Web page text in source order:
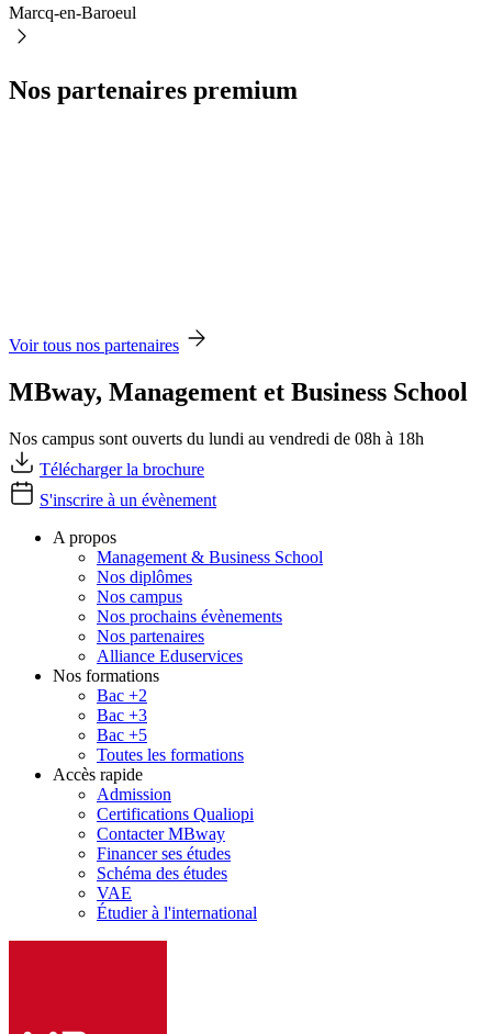
Marcq-en-Baroeul
Nos partenaires premium
Voir tous nos partenaires
MBway, Management et Business School
Nos campus sont ouverts du lundi au vendredi de 08h à 18h
Télécharger la brochure
S'inscrire à un évènement
A propos
Management & Business School
Nos diplômes
Nos campus
Nos prochains évènements
Nos partenaires
Alliance Eduservices
Nos formations
Bac +2
Bac +3
Bac +5
Toutes les formations
Accès rapide
Admission
Certifications Qualiopi
Contacter MBway
Financer ses études
Schéma des études
VAE
Étudier à l'international